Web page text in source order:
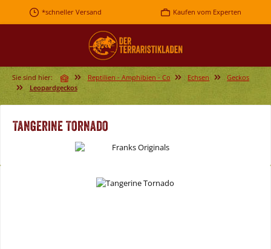
Zum Hauptinhalt springen
*schneller Versand Kaufen vom Experten
Sie sind hier: Reptilien - Amphibien - Co Echsen
Geckos
Leopardgeckos
Tangerine Tornado
Bildergalerie überspringen